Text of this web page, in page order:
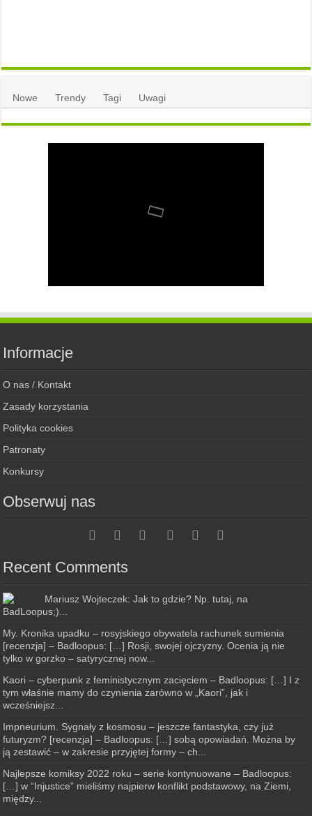
Nowe Trendy Tagi Uwagi
Informacje
O nas / Kontakt
Zasady korzystania
Polityka cookies
Patronaty
Konkursy
Obserwuj nas
Recent Comments
Mariusz Wojteczek: Jak to gdzie? Np. tutaj, na
BadLoopus;)...
My. Kronika upadku – rosyjskiego obywatela rachunek sumienia
[recenzja] – Badloopus: […] Rosji, swojej ojczyzny. Ocenia ją nie
tylko w gorzko – satyrycznej now...
Kaori – cyberpunk z feministycznym zacięciem – Badloopus: […] I z
tym właśnie mamy do czynienia zarówno w „Kaori”, jak i
wcześniejsz...
Impneurium. Sygnały z kosmosu – jeszcze fantastyka, czy już
futuryzm? [recenzja] – Badloopus: […] sobą opowiadań. Można by
ją zestawić – w zakresie przyjętej formy – ch...
Najlepsze komiksy 2022 roku – serie kontynuowane – Badloopus:
[…] w “Injustice” mieliśmy najpierw konflikt podstawowy, na Ziemi,
między...